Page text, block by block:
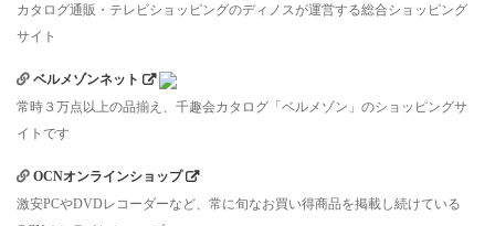
カタログ通販・テレビショッピングのディノスが運営する総合ショッピング
サイト
ベルメゾンネット
常時３万点以上の品揃え、千趣会カタログ「ベルメゾン」のショッピングサ
イトです
OCNオンラインショップ
激安PCやDVDレコーダーなど、常に旬なお買い得商品を掲載し続けている